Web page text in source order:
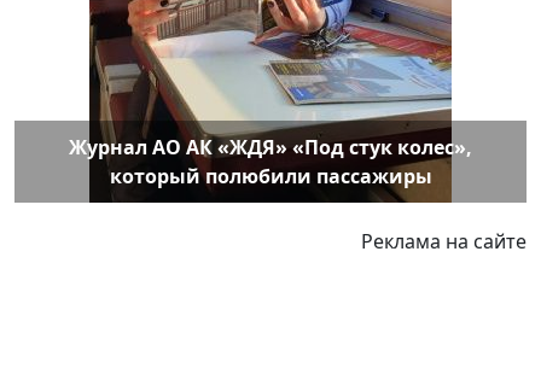
Журнал АО АК «ЖДЯ» «Под стук колес»,
который полюбили пассажиры
Реклама на сайте